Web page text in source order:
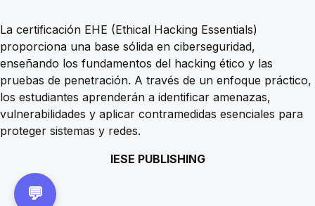
La certificación EHE (Ethical Hacking Essentials)
proporciona una base sólida en ciberseguridad,
enseñando los fundamentos del hacking ético y las
pruebas de penetración. A través de un enfoque práctico,
los estudiantes aprenderán a identificar amenazas,
vulnerabilidades y aplicar contramedidas esenciales para
proteger sistemas y redes.
IESE PUBLISHING
💬